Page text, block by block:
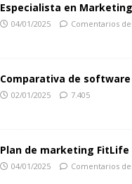
Especialista en
04/01/2025 Comentarios
Comparativa de software
02/01/2025 7.405
Plan de marketing FitLife
04/01/2025 Comentarios